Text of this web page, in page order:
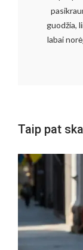
guodžia,
labai
Taip pat